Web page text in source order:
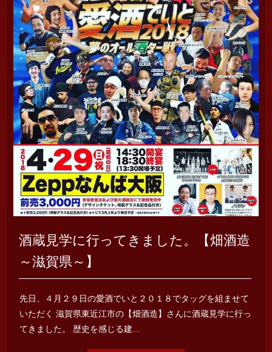
酒蔵見学に行ってきました。【畑酒造
～滋賀県～】
先日、４月２９日の愛酒でいと２０１８でタッグを組ませて
いただく 滋賀県東近江市の【畑酒造】さんに酒蔵見学に行っ
てきました。 歴史を感じる建...